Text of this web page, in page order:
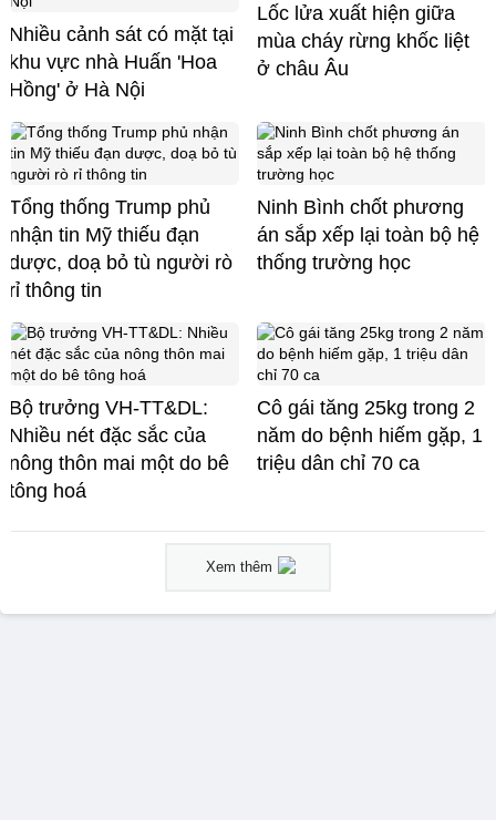
Nhiều cảnh sát có mặt tại
khu vực nhà Huấn 'Hoa
Hồng' ở Hà Nội
Lốc lửa xuất hiện giữa
mùa cháy rừng khốc liệt
ở châu Âu
Tổng thống Trump phủ
nhận tin Mỹ thiếu đạn
dược, doạ bỏ tù người rò
rỉ thông tin
Ninh Bình chốt phương
án sắp xếp lại toàn bộ hệ
thống trường học
Bộ trưởng VH-TT&DL:
Nhiều nét đặc sắc của
nông thôn mai một do bê
tông hoá
Cô gái tăng 25kg trong 2
năm do bệnh hiếm gặp, 1
triệu dân chỉ 70 ca
Xem thêm